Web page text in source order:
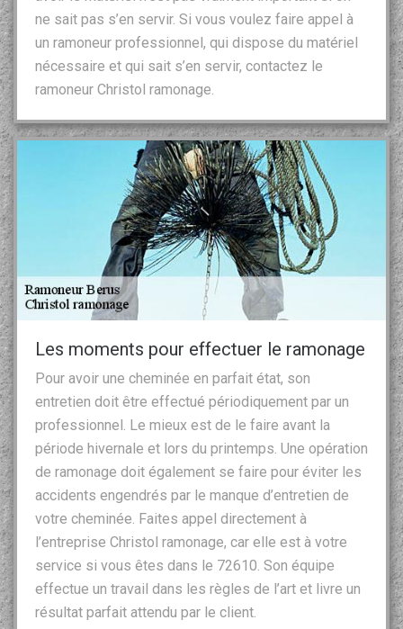
ne sait pas s’en servir. Si vous voulez faire appel à
un ramoneur professionnel, qui dispose du matériel
nécessaire et qui sait s’en servir, contactez le
ramoneur Christol ramonage.
Les moments pour effectuer le ramonage
Pour avoir une cheminée en parfait état, son
entretien doit être effectué périodiquement par un
professionnel. Le mieux est de le faire avant la
période hivernale et lors du printemps. Une opération
de ramonage doit également se faire pour éviter les
accidents engendrés par le manque d’entretien de
votre cheminée. Faites appel directement à
l’entreprise Christol ramonage, car elle est à votre
service si vous êtes dans le 72610. Son équipe
effectue un travail dans les règles de l’art et livre un
résultat parfait attendu par le client.